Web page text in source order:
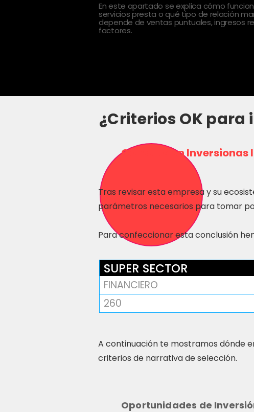
En este apartado se explica cómo
servicios presta o qué tipo de relación
depende de ventas puntuales, ingresos
factores.
¿Criterios OK para
Consulta en Inversionas
Tras revisar esta empresa y su
parámetros necesarios para tomar
Para confeccionar esta conclusión
SUPER SECTOR
FINANCIERO
260
A continuación te mostramos dónde
criterios de narrativa de selección.
Oportunidades de